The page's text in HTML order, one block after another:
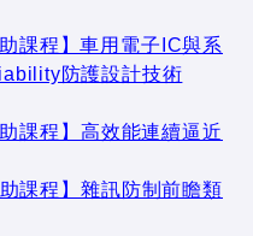
課程】車用電子IC與系
防護設計技術
課程】高效能連續逼近
課程】雜訊防制前瞻類